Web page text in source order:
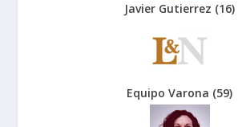
Javier Gutierrez (16)
Equipo Varona (59)